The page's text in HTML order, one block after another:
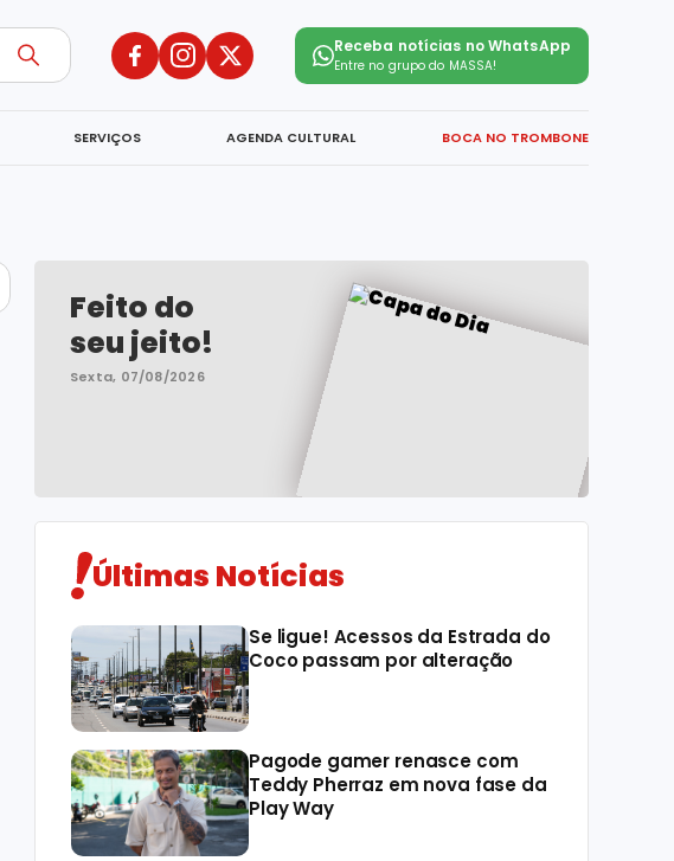
Receba notícias no WhatsApp
Entre no grupo do MASSA!
SERVIÇOS AGENDA CULTURAL BOCA NO TROMBONE
Feito do
seu jeito!
Sexta, 07/08/2026
Últimas Notícias
Se ligue! Acessos da Estrada do
Coco passam por alteração
Pagode gamer renasce com
Teddy Pherraz em nova fase da
Play Way